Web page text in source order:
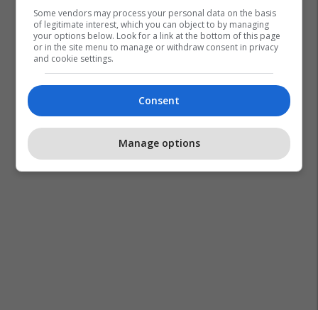
Some vendors may process your personal data on the basis
of legitimate interest, which you can object to by managing
your options below. Look for a link at the bottom of this page
or in the site menu to manage or withdraw consent in privacy
and cookie settings.
Consent
Manage options